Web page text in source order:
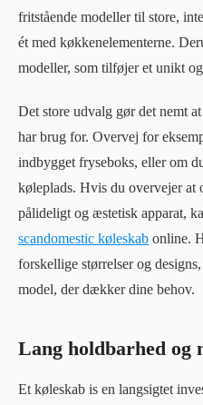
fritstående modeller til store,
ét med køkkenelementerne.
modeller, som tilføjer et unikt
Det store udvalg gør det nemt
har brug for. Overvej for
indbygget fryseboks, eller om
køleplads. Hvis du overvejer at
pålideligt og æstetisk apparat,
scandomestic køleskab online.
forskellige størrelser og
model, der dækker dine behov.
Lang holdbarhed og
Et køleskab is en langsigtet